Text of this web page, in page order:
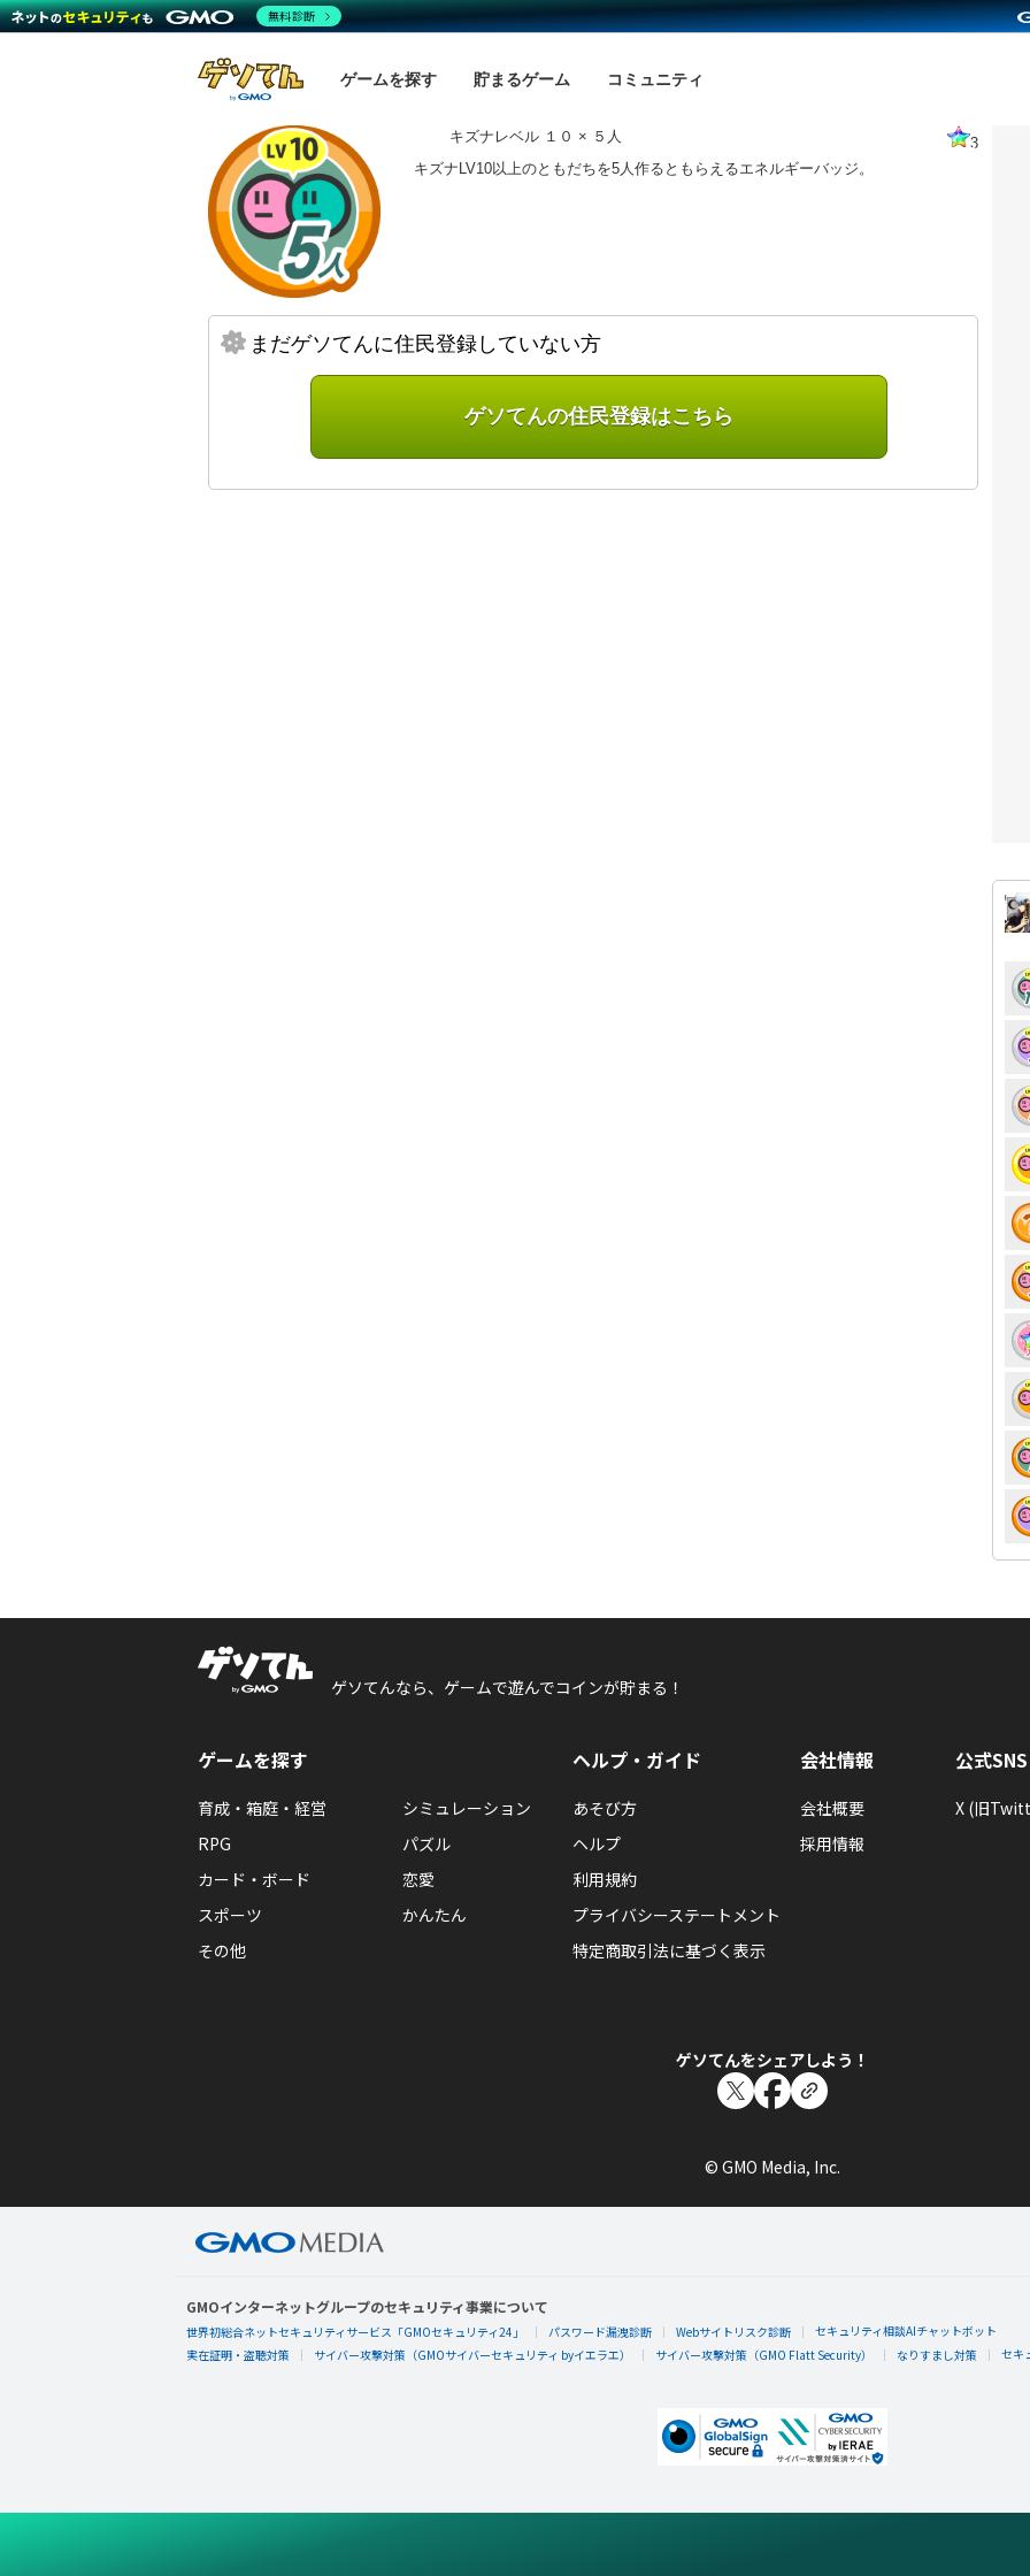
ゲームを探す 貯まるゲーム コミュニティ
キズナレベル １０ × ５人
3
キズナLV10以上のともだちを5人作るともらえるエネルギーバッジ。
まだゲソてんに住民登録していない方
ゲソてんの住民登録はこちら
ゲソてんなら、ゲームで遊んでコインが貯まる！
ゲームを探す
育成・箱庭・経営
シミュレーション
RPG
パズル
カード・ボード
恋愛
スポーツ
かんたん
その他
ヘルプ・ガイド
あそび方
ヘルプ
利用規約
プライバシーステートメント
特定商取引法に基づく表示
会社情報
会社概要
採用情報
公式SNS
X (旧
ゲソてんをシェアしよう！
© GMO Media, Inc.
GMOインターネットグループのセキュリティ事業について
世界初総合ネットセキュリティサービス「GMOセキュリティ24」 パスワード漏洩診断 Webサイトリスク診断
セキュリティ相談AIチャットボット
実在証明・盗聴対策
サイバー攻撃対策（GMOサイバーセキュリティ byイエラエ） サイバー攻撃対策（GMO Flatt Security） なりすまし対策 セキ
無料診断